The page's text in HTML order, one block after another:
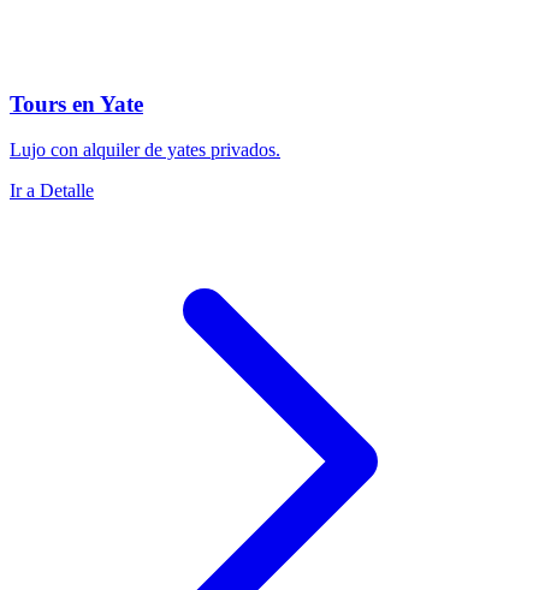
Tours en Yate
Lujo con alquiler de yates privados.
Ir a Detalle